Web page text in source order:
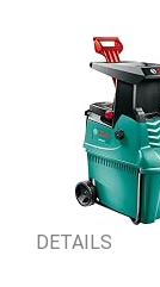
DETAILS